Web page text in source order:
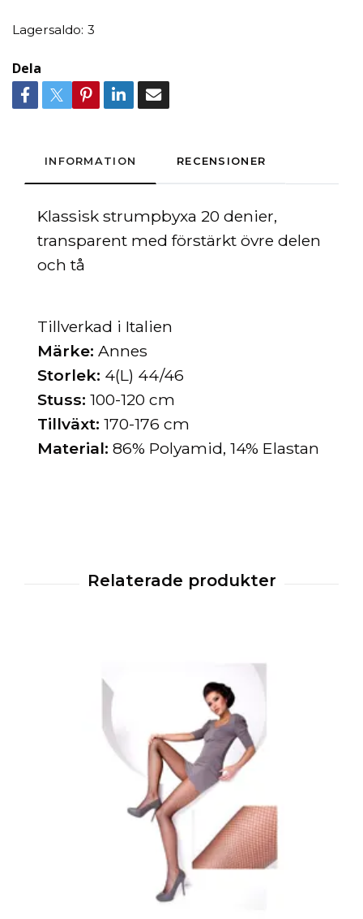
Lagersaldo: 3
Dela
INFORMATION RECENSIONER
Klassisk strumpbyxa 20 denier,
transparent med förstärkt övre delen
och tå
Tillverkad i Italien
Märke: Annes
Storlek: 4(L) 44/46
Stuss: 100-120 cm
Tillväxt: 170-176 cm
Material: 86% Polyamid, 14% Elastan